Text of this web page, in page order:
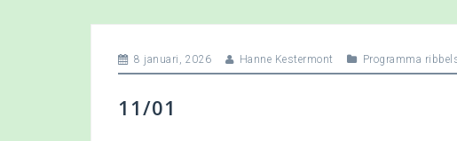
8 januari, 2026 Hanne Kestermont Programma
11/01